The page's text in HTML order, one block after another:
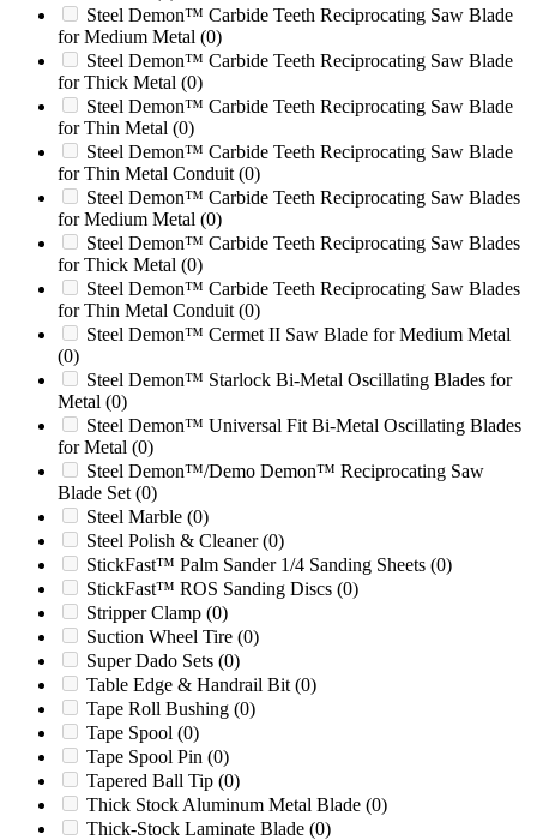
SC292 / SC362 / SC552 / SC852 (0)
SC292(0)
SC30(0)
SC30-H(0)
SC30TX(0)
SC362(0)
SC40TX(0)
SC50(0)
SC50-H(0)
SC552(0)
SC60TX(0)
SC70TX(0)
SC852(0)
SG-30
SG-75(0)
SG100
SG1840AE(0)
SG40BE
SG40BES(0)
SG60B(0)
SG60BE(0)
SG75(0)
SH-26(0)
SHARK EXTREME(0)
SMS 450/1000 (0)
SMS14 (0)
SO6016(0)
SP2000(0)
SP3500D (0)
SP4012(0)
SP4012 TRX(0)
SP5014 (0)
SP5014 TRX(0)
SP6016(0)
Steel Demon™ Carbide Teeth Reciprocating Saw Blade
for Medium Metal (0)
Steel Demon™ Carbide Teeth Reciprocating Saw Blade
for Thick Metal (0)
Steel Demon™ Carbide Teeth Reciprocating Saw Blade
for Thin Metal (0)
Steel Demon™ Carbide Teeth Reciprocating Saw Blade
for Thin Metal Conduit (0)
Steel Demon™ Carbide Teeth Reciprocating Saw Blades
for Medium Metal (0)
Steel Demon™ Carbide Teeth Reciprocating Saw Blades
for Thick Metal (0)
Steel Demon™ Carbide Teeth Reciprocating Saw Blades
for Thin Metal Conduit (0)
Steel Demon™ Cermet II Saw Blade for Medium Metal
(0)
Steel Demon™ Starlock Bi-Metal Oscillating Blades for
Metal (0)
Steel Demon™ Universal Fit Bi-Metal Oscillating Blades
for Metal (0)
Steel Demon™/Demo Demon™ Reciprocating Saw
Blade Set (0)
Steel Marble (0)
Steel Polish & Cleaner(0)
StickFast™ Palm Sander 1/4 Sanding Sheets (0)
StickFast™ ROS Sanding Discs (0)
Stripper Clamp (0)
Suction Wheel Tire (0)
Super Dado Sets (0)
Table Edge & Handrail Bit (0)
Tape Roll Bushing (0)
Tape Spool (0)
Tape Spool Pin (0)
Tapered Ball Tip (0)
Thick Stock Aluminum Metal Blade (0)
Thick-Stock Laminate Blade (0)